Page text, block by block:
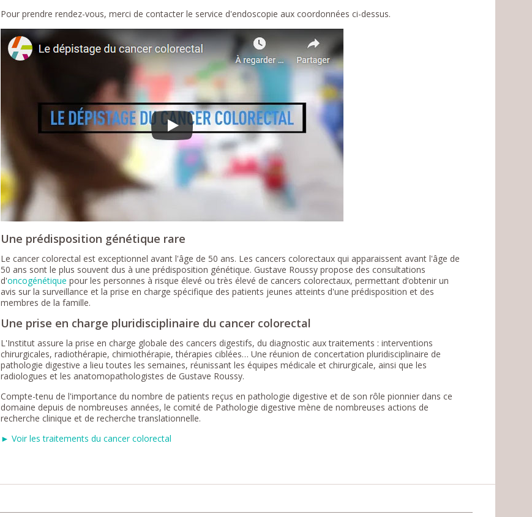
Pour prendre rendez-vous, merci de contacter le service d'endoscopie aux coordonnées ci-dessus.
Une prédisposition génétique rare
Le cancer colorectal est exceptionnel avant l'âge de 50 ans. Les cancers colorectaux qui apparaissent avant l'âge de
50 ans sont le plus souvent dus à une prédisposition génétique. Gustave Roussy propose des consultations
d'oncogénétique pour les personnes à risque élevé ou très élevé de cancers colorectaux, permettant d’obtenir un
avis sur la surveillance et la prise en charge spécifique des patients jeunes atteints d'une prédisposition et des
membres de la famille.
Une prise en charge pluridisciplinaire du cancer colorectal
L'Institut assure la prise en charge globale des cancers digestifs, du diagnostic aux traitements : interventions
chirurgicales, radiothérapie, chimiothérapie, thérapies ciblées… Une réunion de concertation pluridisciplinaire de
pathologie digestive a lieu toutes les semaines, réunissant les équipes médicale et chirurgicale, ainsi que les
radiologues et les anatomopathologistes de Gustave Roussy.
Compte-tenu de l'importance du nombre de patients reçus en pathologie digestive et de son rôle pionnier dans ce
domaine depuis de nombreuses années, le comité de Pathologie digestive mène de nombreuses actions de
recherche clinique et de recherche translationnelle.
► Voir les traitements du cancer colorectal